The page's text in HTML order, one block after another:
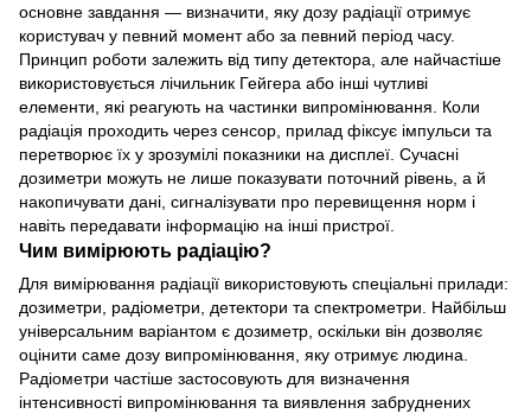
основне завдання — визначити, яку дозу радіації отримує
користувач у певний момент або за певний період часу.
Принцип роботи залежить від типу детектора, але найчастіше
використовується лічильник Гейгера або інші чутливі
елементи, які реагують на частинки випромінювання. Коли
радіація проходить через сенсор, прилад фіксує імпульси та
перетворює їх у зрозумілі показники на дисплеї. Сучасні
дозиметри можуть не лише показувати поточний рівень, а й
накопичувати дані, сигналізувати про перевищення норм і
навіть передавати інформацію на інші пристрої.
Чим вимірюють радіацію?
Для вимірювання радіації використовують спеціальні прилади:
дозиметри, радіометри, детектори та спектрометри. Найбільш
універсальним варіантом є дозиметр, оскільки він дозволяє
оцінити саме дозу випромінювання, яку отримує людина.
Радіометри частіше застосовують для визначення
інтенсивності випромінювання та виявлення забруднених